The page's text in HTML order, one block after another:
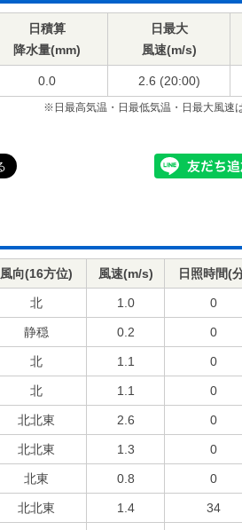
日積算
降水量(mm)
日最大
風速(m/s)
0.0 2.6 (20:00)
※日最高気温・日最低気温・日最大風速
風向(16方位) 風速(m/s) 日照時間(
北 1.0 0
静穏 0.2 0
北 1.1 0
北 1.1 0
北北東 2.6 0
北北東 1.3 0
北東 0.8 0
北北東 1.4 34